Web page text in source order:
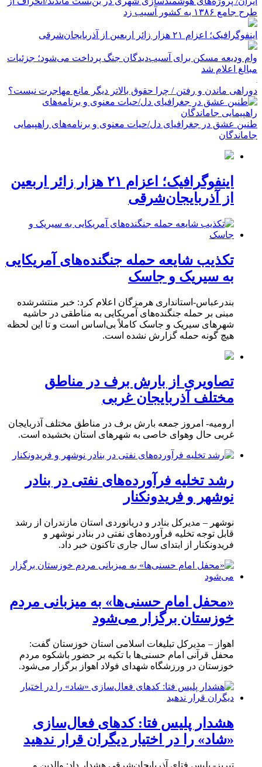
طرح جامع ۱۳۸۶ به کشور آسیب زد
اینفوگرافیک؛ اعزام ۲۱ هزار زائر اربعین از آذربایجان‌شرقی
وام ودیعه مسکن برای آسیب‌دیدگان جنگ پرداخت می‌شود؛ جزئیات
مبالغ اعلام شد
دوراهی ماندن و رفتن / چرا حقوق بالاتر دیگر مانع مهاجرت نیست؟
طنین عشق در جغرافیای دل/حیات معنوی و برنامه‌های راهپیمایی
جاماندگان
اینفوگرافیک؛ اعزام ۲۱ هزار زائر اربعین
از آذربایجان‌شرقی
تکذیب شایعه حمله جنگنده‌های آمریکایی
به سیریک و جاسک
بندرعباس-استانداری هرمزگان اعلام کرد: خبر منتشرشده
مبنی بر حمله جنگنده‌های آمریکایی به مناطقی در حاشیه
شهرهای سیریک و جاسک کاملاً بی‌اساس است و تا این لحظه
هیچ گونه حمله گزارش نشده است.
تصاویری از بارش برف در مناطق
مختلف آذربایجان غربی
ارومیه- امروز جمعه بارش برف در مناطق مختلف آذربایجان
غربی حال وهوای خاصی به شهرهای استان بخشیده است.
رشد تخلیه فرآورده‌های نفتی در بنادر
نوشهر و فریدونکنار
نوشهر – مدیرکل بنادر و دریانوردی استان مازندران از رشد
قابل توجه تخلیه فرآورده‌های نفتی در بنادر نوشهر و
فریدونکنار از ابتدای سال جاری تاکنون خبر داد.
«محفل امام حسنی‌ها» به میزبانی مردم
خوزستان برگزار می‌شود
اهواز – مدیرکل تبلیغات اسلامی استان خوزستان گفت:
محفل قرآنی امام حسنی‌ها با تکیه بر حضور باشکوه مردم
خوزستان در ورزشگاه شهدای فولاد اهواز برگزار می‌شود.
هشدار پلیس فتا: کدهای فعال‌سازی
«شاد» را در اختیار دیگران قرار ندهید
تبریز- پلیس فتای آذربایجان‌شرقی هشدار داد: والدین و